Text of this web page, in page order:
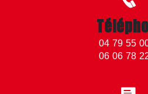
04 79 55
06 06 78